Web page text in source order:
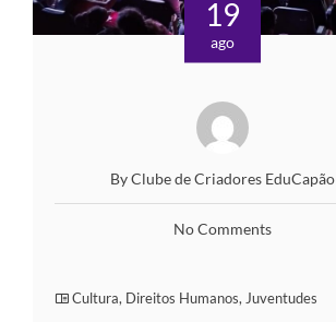
19
ago
By Clube de Criadores EduCapão
No Comments
Cultura, Direitos Humanos, Juventudes